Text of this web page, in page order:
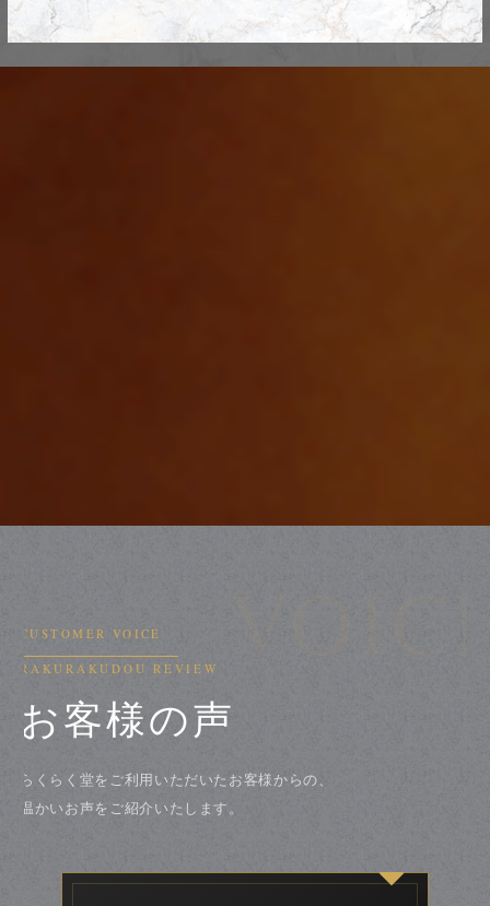
CUSTOMER VOICE
RAKURAKUDOU REVIEW
お客様の声
らくらく堂をご利用いただいたお客様からの、
温かいお声をご紹介いたします。